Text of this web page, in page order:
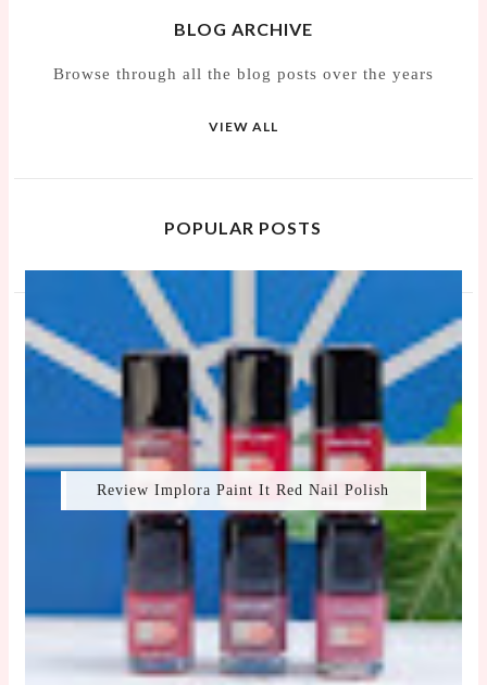
BLOG ARCHIVE
Browse through all the blog posts over the years
VIEW ALL
POPULAR POSTS
Review Implora Paint It Red Nail Polish